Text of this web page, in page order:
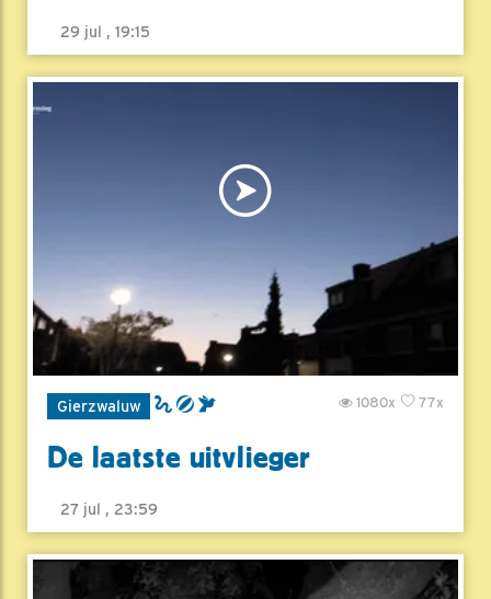
29 jul , 19:15
Gierzwaluw 77x
1080x
De laatste uitvlieger
27 jul , 23:59